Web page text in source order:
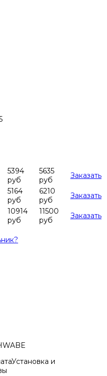
5394
руб
5635
руб
Заказать
5164
руб
6210
руб
Заказать
10914
руб
11500
руб
Заказать
Установка и